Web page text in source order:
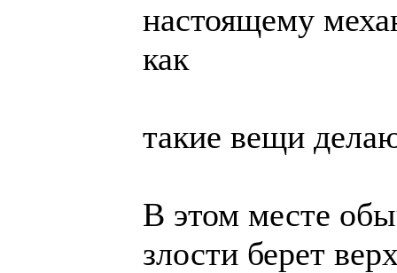
настоящему
как
такие вещи
В этом месте
злости берет